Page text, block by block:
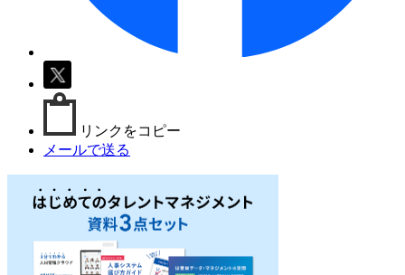
リンクをコピー
メールで送る